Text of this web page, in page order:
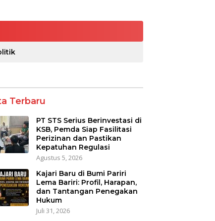
Terbaru
PT STS Serius Berinvestasi di
KSB, Pemda Siap Fasilitasi
Perizinan dan Pastikan
Kepatuhan Regulasi
Agustus 5, 2026
Kajari Baru di Bumi Pariri
Lema Bariri: Profil, Harapan,
dan Tantangan Penegakan
Hukum
Juli 31, 2026